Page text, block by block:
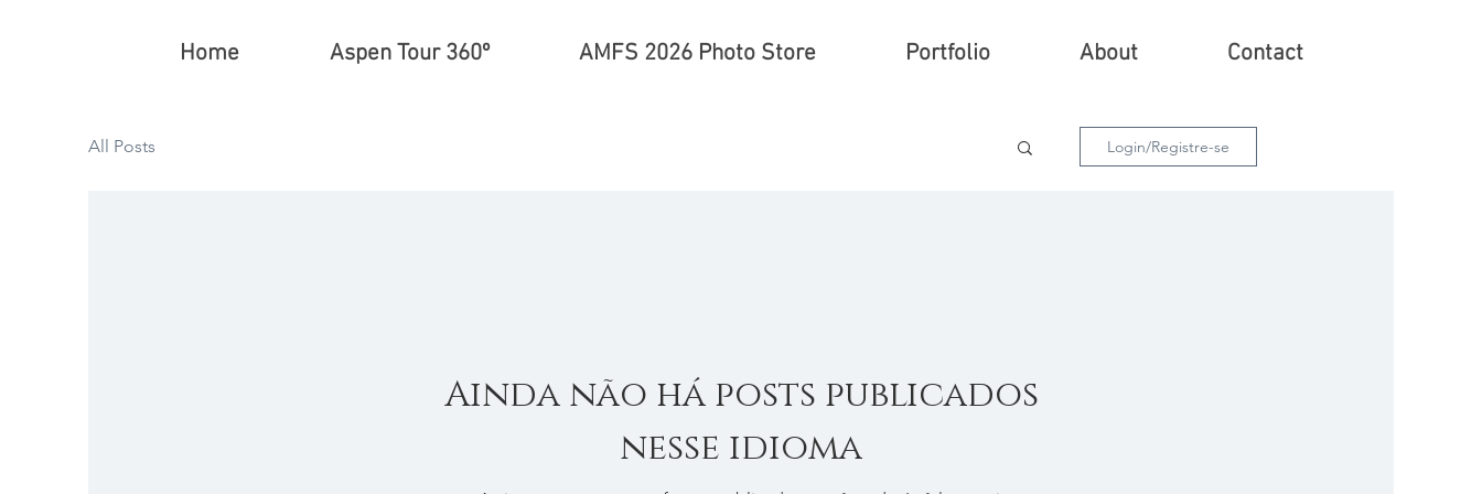
Home Aspen Tour 360º AMFS 2026 Photo Store Portfolio About Contact
All Posts Login/Registre-se
Ainda não há posts publicados
nesse idioma